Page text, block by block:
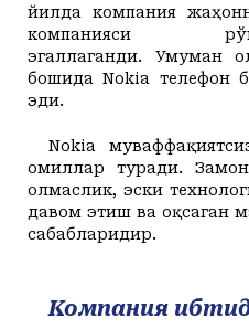
йилда компания
компанияси
эгаллаганди. Умуман
бошида Nokia телефон
эди.
Nokia
омиллар туради.
олмаслик, эски
давом этиш ва оқсаган
сабабларидир.
Компания